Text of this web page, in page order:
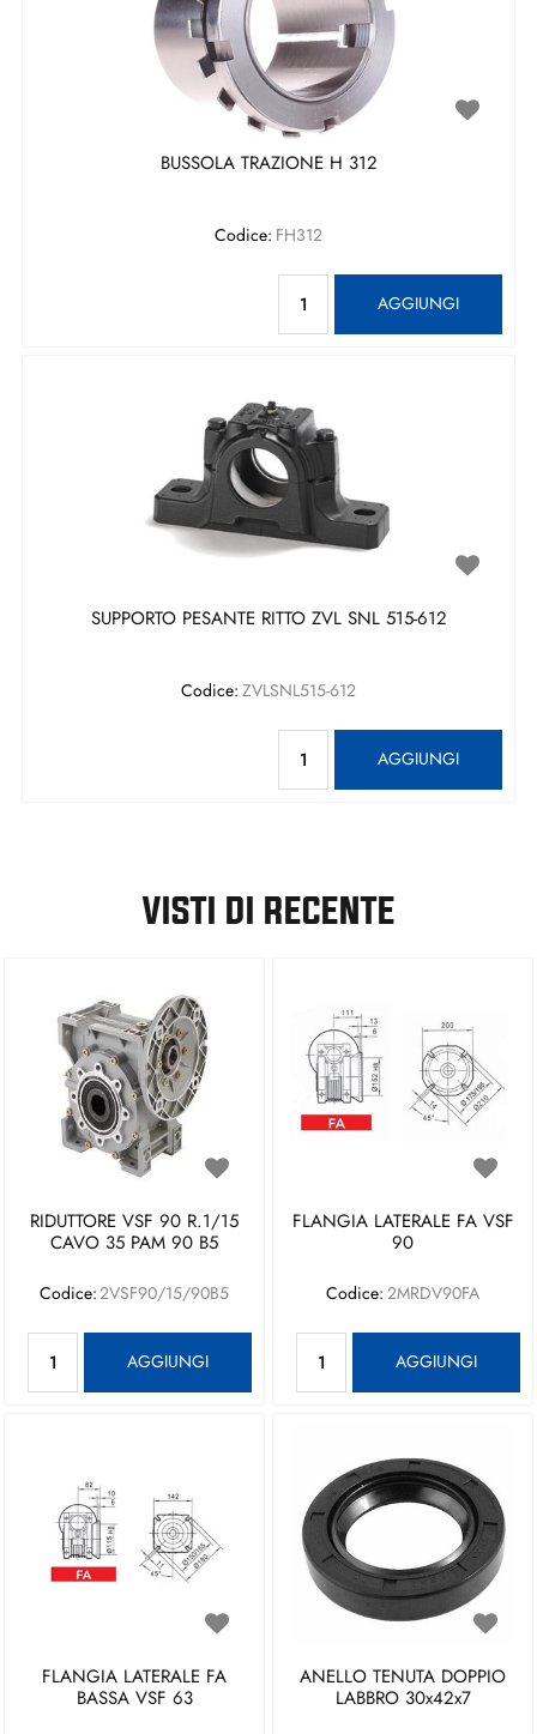
BUSSOLA TRAZIONE H 312
Codice: FH312
AGGIUNGI
SUPPORTO PESANTE RITTO ZVL SNL 515-612
Codice: ZVLSNL515-612
AGGIUNGI
VISTI DI RECENTE
RIDUTTORE VSF 90 R.1/15
CAVO 35 PAM 90 B5
Codice:2VSF90/15/90B5
AGGIUNGI
FLANGIA LATERALE FA VSF
90
Codice: 2MRDV90FA
AGGIUNGI
FLANGIA LATERALE FA
BASSA VSF 63
ANELLO TENUTA DOPPIO
LABBRO 30x42x7